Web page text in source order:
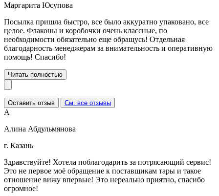
Маргарита Юсупова
Посылка пришла быстро, все было аккуратно упаковано, все
целое. Флаконы и коробочки очень классные, по
необходимости обязательно еще обращусь! Отдельная
благодарность менеджерам за внимательность и оперативную
помощь! Спасибо!
Читать полностью
Оставить отзыв См. все отзывы
А
Алина Абдульмянова
г. Казань
Здравствуйте! Хотела поблагодарить за потрясающий сервис!
Это не первое моё обращение к поставщикам тары и такое
отношение вижу впервые! Это нереально приятно, спасибо
огромное!